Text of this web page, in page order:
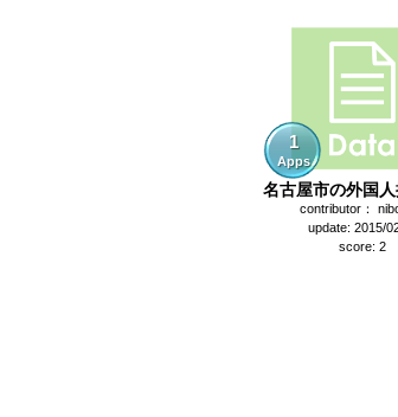
1
Apps
名古屋市の外国
contributor：
update: 2015/
score: 2